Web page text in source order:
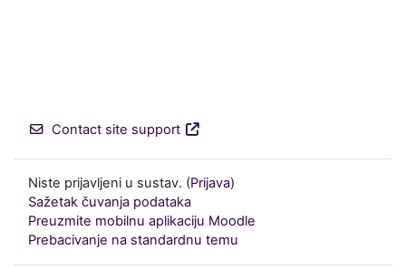
Contact site support
Niste prijavljeni u sustav. (Prijava)
Sažetak čuvanja podataka
Preuzmite mobilnu aplikaciju Moodle
Prebacivanje na standardnu temu